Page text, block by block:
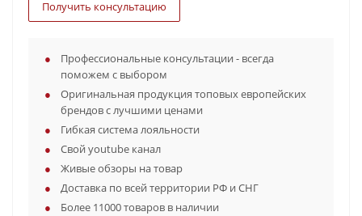
Получить консультацию
Профессиональные консультации - всегда
поможем с выбором
Оригинальная продукция топовых европейских
брендов с лучшими ценами
Гибкая система лояльности
Свой youtube канал
Живые обзоры на товар
Доставка по всей территории РФ и СНГ
Более 11000 товаров в наличии